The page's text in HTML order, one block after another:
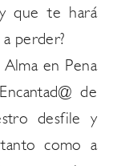
que te hará
perder?
en Pena
de
desfile y
como a